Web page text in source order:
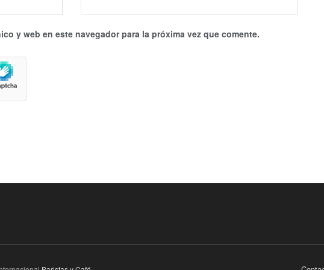
y web en este navegador para la próxima vez que comente.